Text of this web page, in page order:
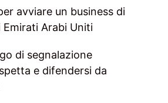
avviare un business di
Emirati Arabi Uniti
di segnalazione
e difendersi da